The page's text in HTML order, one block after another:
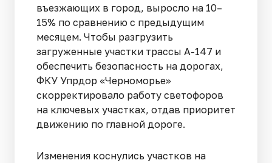
въезжающих в город, выросло на 10–
15% по сравнению с предыдущим
месяцем. Чтобы разгрузить
загруженные участки трассы А-147 и
обеспечить безопасность на дорогах,
ФКУ Упрдор «Черноморье»
скорректировало работу светофоров
на ключевых участках, отдав приоритет
движению по главной дороге.
Изменения коснулись участков на